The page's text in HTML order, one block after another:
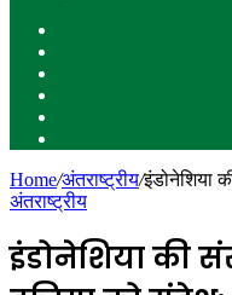
Home/अंतराष्ट्रीय/इंडोनेशिया
अंतराष्ट्रीय
इंडोनेशिया की